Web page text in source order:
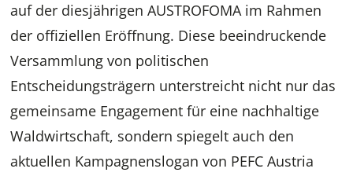
auf der diesjährigen AUSTROFOMA im Rahmen
der offiziellen Eröffnung. Diese beeindruckende
Versammlung von politischen
Entscheidungsträgern unterstreicht nicht nur das
gemeinsame Engagement für eine nachhaltige
Waldwirtschaft, sondern spiegelt auch den
aktuellen Kampagnenslogan von PEFC Austria